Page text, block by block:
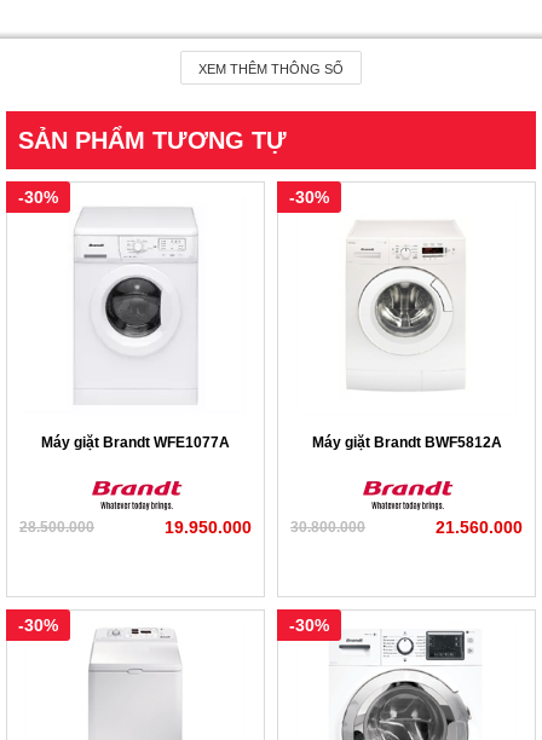
XEM THÊM THÔNG SỐ
SẢN PHẨM TƯƠNG TỰ
Máy giặt Brandt WFE1077A
28.500.000
-30%
19.950.000
Máy giặt Brandt BWF5812A
30.800.000
-30%
21.560.000
-30% -30%